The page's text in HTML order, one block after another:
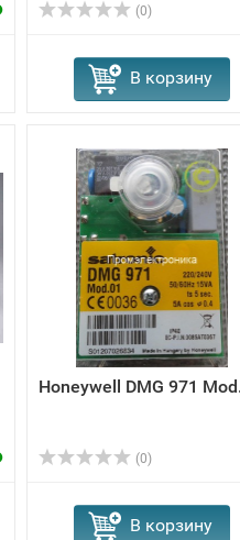
(0)
В корзину
Honeywell DMG 971
(0)
В корзину